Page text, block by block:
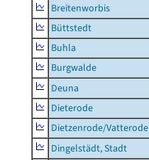
Breitenworbis
Büttstedt
Buhla
Burgwalde
Deuna
Dieterode
Dietzenrode/Vatterode
Dingelstädt, Stadt